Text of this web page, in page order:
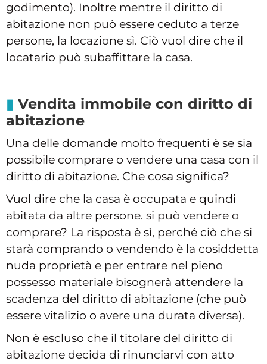
godimento). Inoltre mentre il diritto di
abitazione non può essere ceduto a terze
persone, la locazione sì. Ciò vuol dire che il
locatario può subaffittare la casa.
Vendita immobile con diritto di
abitazione
Una delle domande molto frequenti è se sia
possibile comprare o vendere una casa con il
diritto di abitazione. Che cosa significa?
Vuol dire che la casa è occupata e quindi
abitata da altre persone. si può vendere o
comprare? La risposta è sì, perché ciò che si
starà comprando o vendendo è la cosiddetta
nuda proprietà e per entrare nel pieno
possesso materiale bisognerà attendere la
scadenza del diritto di abitazione (che può
essere vitalizio o avere una durata diversa).
Non è escluso che il titolare del diritto di
abitazione decida di rinunciarvi con atto